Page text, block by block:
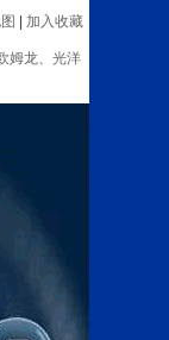
加入收藏
姆龙、光洋
姆龙、光洋
数显表、测